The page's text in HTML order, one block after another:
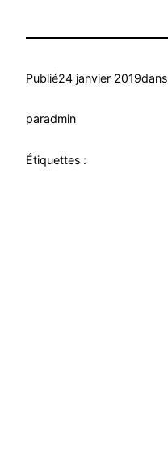
Publié24 janvier 2019dans
paradmin
Étiquettes :